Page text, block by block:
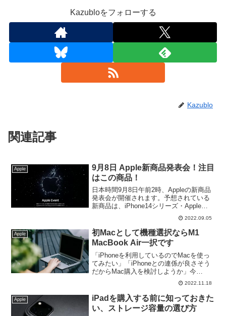
Kazubloをフォローする
Kazublo
関連記事
Apple
9月8日 Apple新商品発表会！注目
はこの商品！
日本時間9月8日午前2時、Appleの新商品
発表会が開催されます。予想されている
新商品は、iPhone14シリーズ・Apple
Watch series8・AirPods Pro 第2世代等多
くの情報があります。今回は予想される
新商品と、私が注目の商品をピックアッ
プしました。
2022.09.05
Apple
初Macとして機種選択ならM1
MacBook Air一択です
「iPhoneを利用しているのでMacを使っ
てみたい」「iPhoneとの連係が良さそう
だからMac購入を検討しようか」今
iPhone利用者の方でMacの購入を検討し
ている方が増えています。その場合お勧
めする機種はただ一つです。
2022.11.18
Apple
iPadを購入する前に知っておきた
い、ストレージ容量の選び方